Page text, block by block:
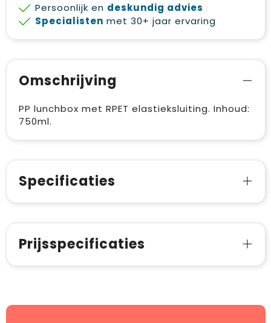
Persoonlijk en deskundig advies
Specialisten met 30+ jaar ervaring
Omschrijving
PP lunchbox met RPET elastieksluiting. Inhoud:
750ml.
Specificaties
Prijsspecificaties